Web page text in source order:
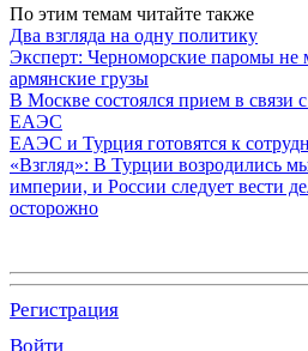
По этим темам читайте также
Два взгляда на одну политику
Эксперт: Черноморские паромы не
армянские грузы
В Москве состоялся прием в связи
ЕАЭС
ЕАЭС и Турция готовятся к
«Взгляд»: В Турции возродились
империи, и России следует вести
осторожно
Регистрация
Войти